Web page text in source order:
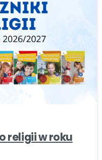
-
religii w roku